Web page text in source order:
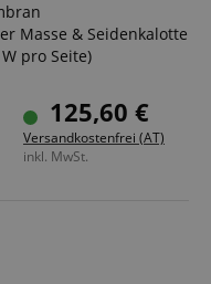
Masse & Seidenkalotte
pro Seite)
Innenkonstruktion
Paar (L/R), 3,5 mm
3,5 mm
125,60 €
Versandkostenfrei (AT)
inkl. MwSt.